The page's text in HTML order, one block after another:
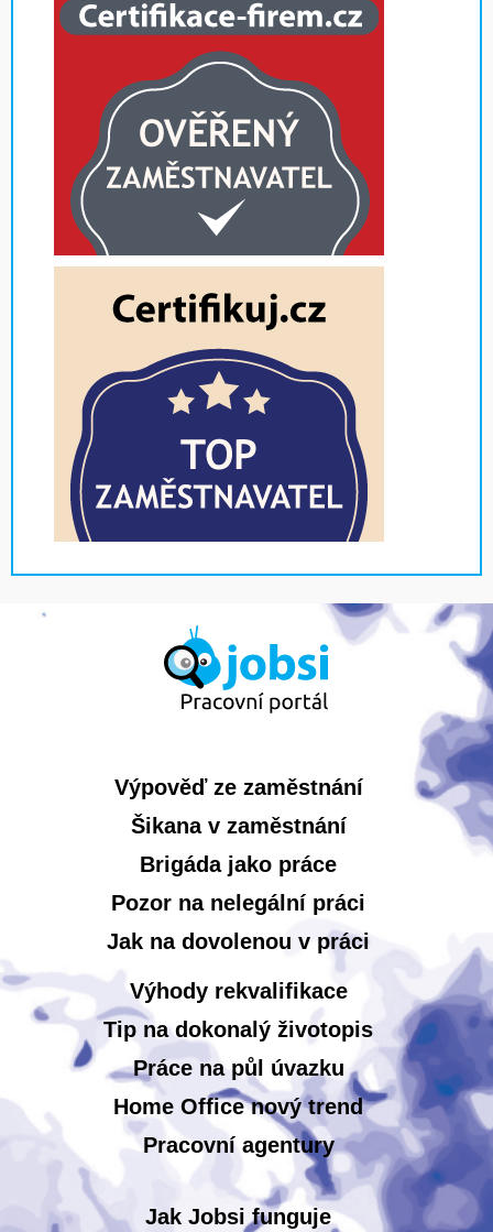
Výpověď ze zaměstnání
Šikana v zaměstnání
Brigáda jako práce
Pozor na nelegální práci
Jak na dovolenou v práci
Výhody rekvalifikace
Tip na dokonalý životopis
Práce na půl úvazku
Home Office nový trend
Pracovní agentury
Jak Jobsi funguje